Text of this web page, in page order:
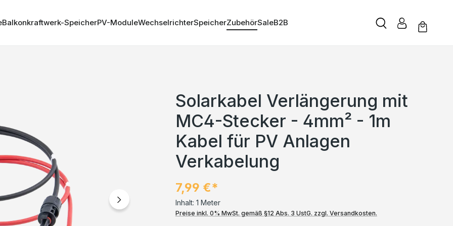
Balkonkraftwerk-SpeicherPV-ModuleWechselrichterSpeicherZubehörSaleB2B
Solarkabel Verlängerung mit
MC4-Stecker - 4mm² - 1m
Kabel für PV Anlagen
Verkabelung
7,99 €*
Inhalt: 1 Meter
Preise inkl. 0% MwSt. gemäß §12 Abs. 3 UstG. zzgl. Versandkosten.